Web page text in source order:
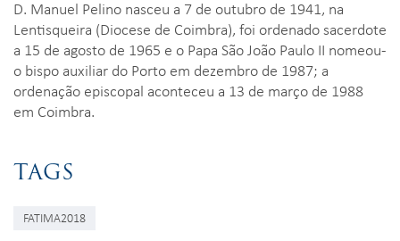
D. Manuel Pelino nasceu a 7 de outubro de 1941, na
Lentisqueira (Diocese de Coimbra), foi ordenado sacerdote
a 15 de agosto de 1965 e o Papa São João Paulo II nomeou-
o bispo auxiliar do Porto em dezembro de 1987; a
ordenação episcopal aconteceu a 13 de março de 1988
em Coimbra.
TAGS
FATIMA2018